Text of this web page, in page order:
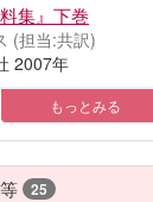
集』下巻
(担当:共訳)
2007年
もっとみる
25